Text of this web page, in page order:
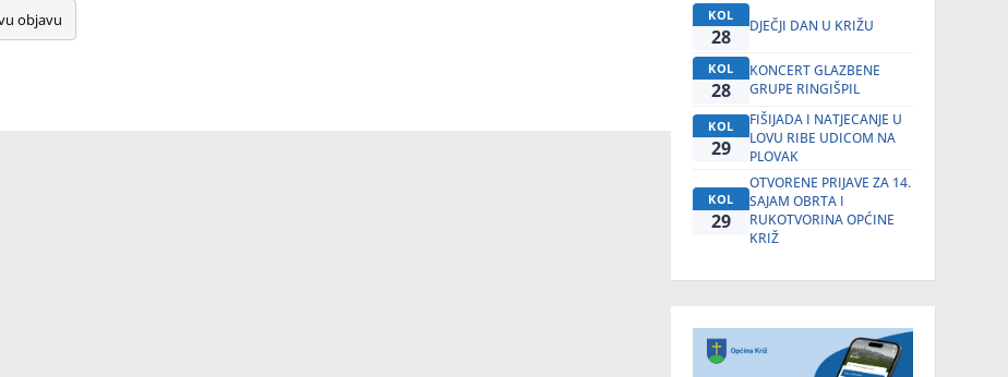
objavu KOL
28 DJEČJI DAN U KRIŽU
KOL
28
KONCERT GLAZBENE
GRUPE RINGIŠPIL
KOL
29
FIŠIJADA I NATJECANJE U
LOVU RIBE UDICOM NA
PLOVAK
KOL
29
OTVORENE PRIJAVE ZA 14.
SAJAM OBRTA I
RUKOTVORINA OPĆINE
KRIŽ